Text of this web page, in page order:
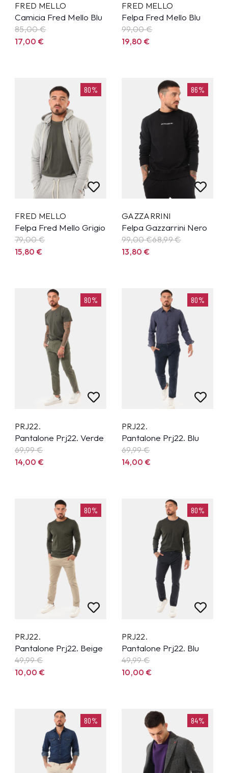
FRED MELLO
Camicia Fred Mello Blu
85,00€
17,00€
FRED MELLO
Felpa Fred Mello Blu
99,00€
19,80€
80%
FRED MELLO
Felpa Fred Mello Grigio
79,00€
15,80€
86%
GAZZARRINI
Felpa Gazzarrini Nero
99,00 €68,99€
13,80€
80%
PRJ22.
Pantalone Prj22. Verde
69,99€
14,00€
80%
PRJ22.
Pantalone Prj22. Blu
69,99€
14,00€
80%
PRJ22.
Pantalone Prj22. Beige
49,99€
10,00€
80%
PRJ22.
Pantalone Prj22. Blu
49,99€
10,00€
80% 84%